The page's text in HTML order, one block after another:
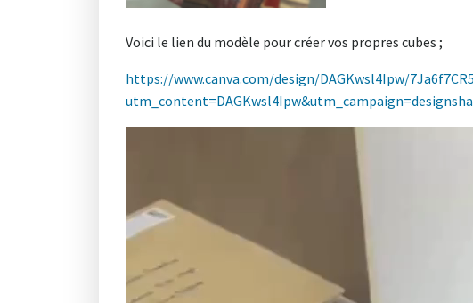
Voici le lien du modèle pour créer vos propres cubes ;
https://www.canva.com/design/DAGKwsl4Ipw/